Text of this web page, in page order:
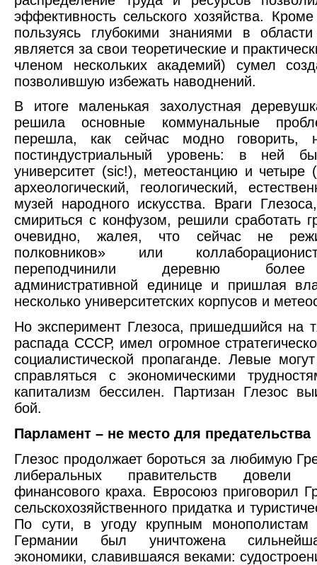
эффективность сельского хозяйства.
пользуясь глубокими знаниями в
является за свои теоретические и
членом нескольких академий) сумел
позволившую избежать наводнений.
В итоге маленькая захолустная
решила основные коммунальные
перешла, как сейчас модно
постиндустриальный уровень: в ней
университет (sic!), метеостанцию и четыре
археологический, геологический,
музей народного искусства. Враги
смириться с конфузом, решили сработать
очевидно, жалея, что сейчас не
полковников» или
переподчинили деревню
административной единице и пришлая
несколько университетских корпусов и
Но эксперимент Глезоса, пришедшийся на
распада СССР, имел огромное
социалистической пропаганде. Левые
справляться с экономическими
капитализм бессилен. Партизан Глезос
бой.
Парламент – не место для предательства
Глезос продолжает бороться за любимую
либеральных правительств
финансового краха. Евросоюз приговорил
сельскохозяйственного придатка и
По сути, в угоду крупным монополистам
Германии был уничтожена
экономики, славившаяся веками: